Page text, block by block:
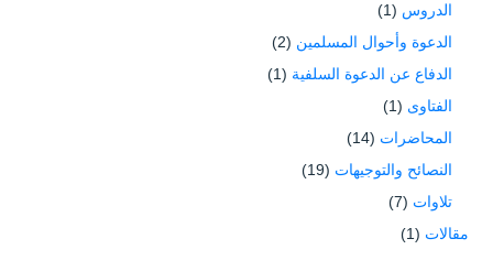
الدروس (1)
الدعوة وأحوال المسلمين (2)
الدفاع عن الدعوة السلفية (1)
الفتاوى (1)
المحاضرات (14)
النصائح والتوجيهات (19)
تلاوات (7)
مقالات (1)